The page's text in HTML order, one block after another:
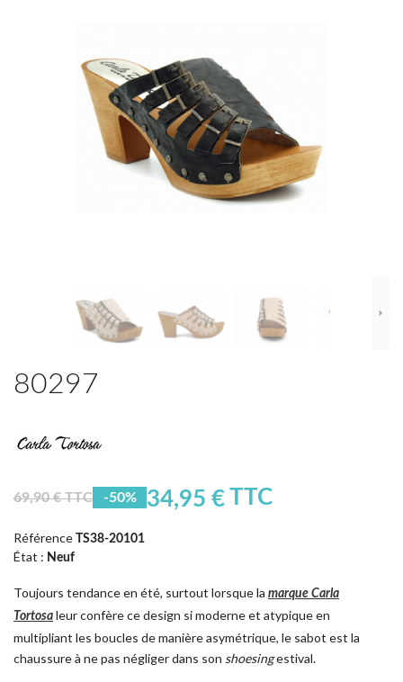
80297
69,90 € TTC -50% 34,95 €TTC
Référence TS38-20101
État : Neuf
Toujours tendance en été, surtout lorsque la marque Carla
Tortosa leur confère ce design si moderne et atypique en
multipliant les boucles de manière asymétrique, le sabot est la
chaussure à ne pas négliger dans son shoesingestival.